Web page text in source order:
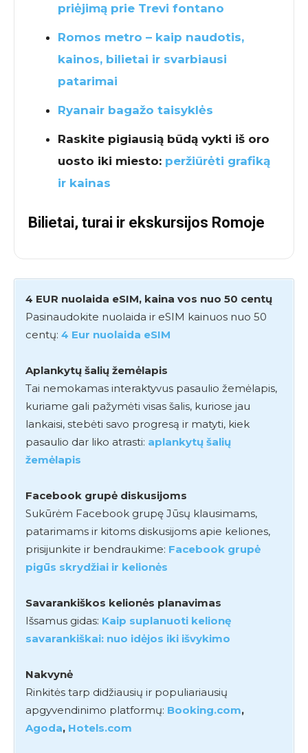
priėjimą prie Trevi fontano
Romos metro – kaip naudotis,
kainos, bilietai ir svarbiausi
patarimai
Ryanair bagažo taisyklės
Raskite pigiausią būdą vykti iš oro
uosto iki miesto: peržiūrėti grafiką
ir kainas
Bilietai, turai ir ekskursijos Romoje
4 EUR nuolaida eSIM, kaina vos nuo 50 centų
Pasinaudokite nuolaida ir eSIM kainuos nuo 50
centų: 4 Eur nuolaida eSIM
Aplankytų šalių žemėlapis
Tai nemokamas interaktyvus pasaulio žemėlapis,
kuriame gali pažymėti visas šalis, kuriose jau
lankaisi, stebėti savo progresą ir matyti, kiek
pasaulio dar liko atrasti: aplankytų šalių
žemėlapis
Facebook grupė diskusijoms
Sukūrėm Facebook grupę Jūsų klausimams,
patarimams ir kitoms diskusijoms apie keliones,
prisijunkite ir bendraukime: Facebook grupė
pigūs skrydžiai ir kelionės
Savarankiškos kelionės planavimas
Išsamus gidas: Kaip suplanuoti kelionę
savarankiškai: nuo idėjos iki išvykimo
Nakvynė
Rinkitės tarp didžiausių ir populiariausių
apgyvendinimo platformų: Booking.com,
Agoda, Hotels.com